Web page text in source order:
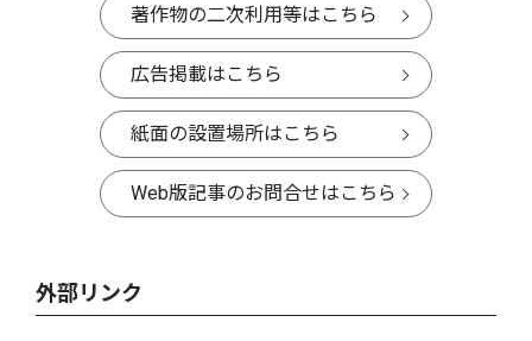
著作物の二次利用等はこちら
広告掲載はこちら
紙面の設置場所はこちら
Web版記事のお問合せはこちら
外部リンク